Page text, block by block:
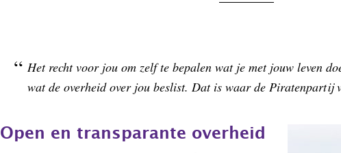
Het recht voor jou om zelf te bepalen wat je met jouw leven
wat de overheid over jou beslist. Dat is waar de Piratenpartij
Open en transparante overheid